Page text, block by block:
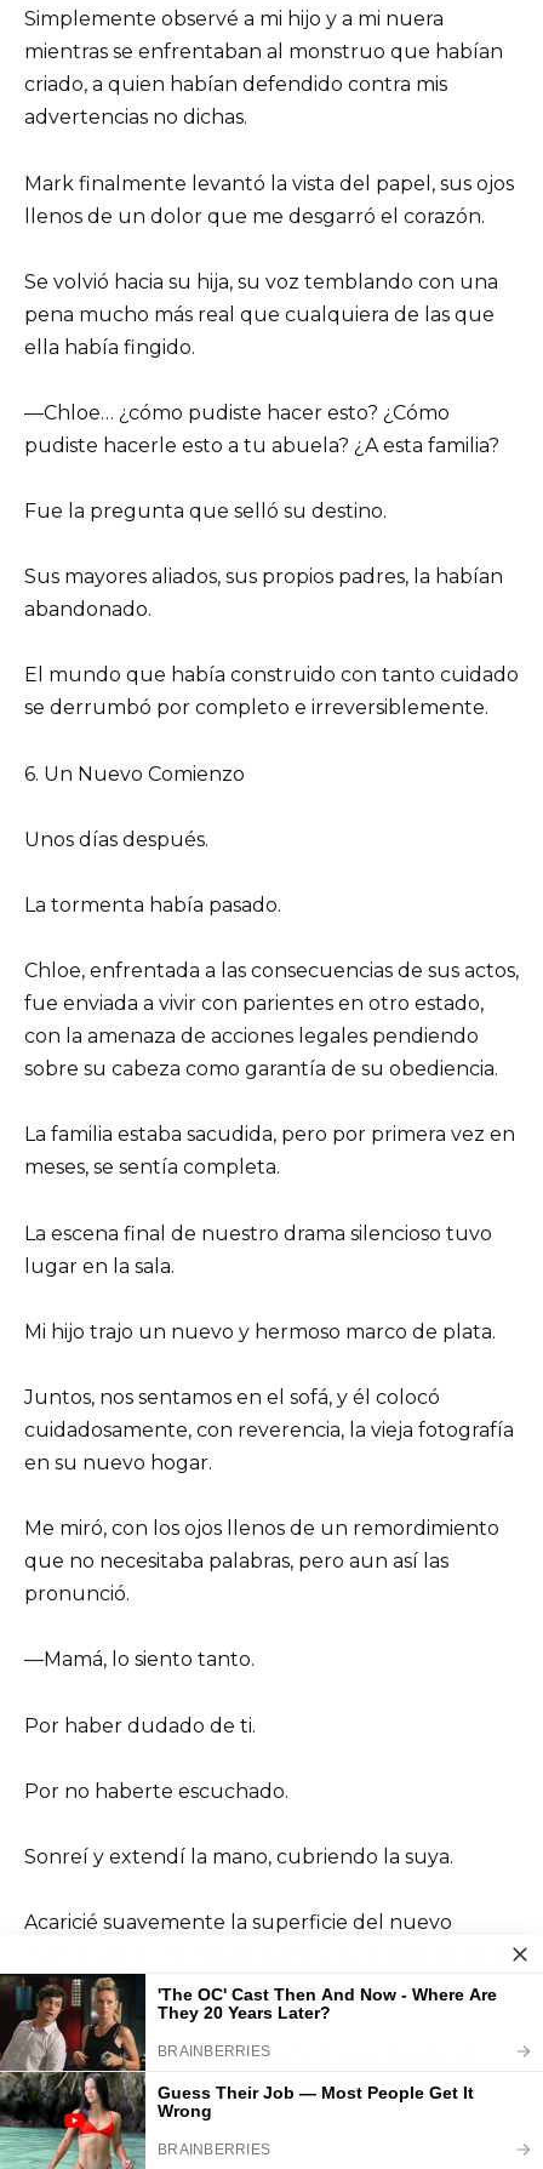
Simplemente observé a mi hijo y a mi nuera
mientras se enfrentaban al monstruo que habían
criado, a quien habían defendido contra mis
advertencias no dichas.
Mark finalmente levantó la vista del papel, sus ojos
llenos de un dolor que me desgarró el corazón.
Se volvió hacia su hija, su voz temblando con una
pena mucho más real que cualquiera de las que
ella había fingido.
—Chloe… ¿cómo pudiste hacer esto? ¿Cómo
pudiste hacerle esto a tu abuela? ¿A esta familia?
Fue la pregunta que selló su destino.
Sus mayores aliados, sus propios padres, la habían
abandonado.
El mundo que había construido con tanto cuidado
se derrumbó por completo e irreversiblemente.
6. Un Nuevo Comienzo
Unos días después.
La tormenta había pasado.
Chloe, enfrentada a las consecuencias de sus actos,
fue enviada a vivir con parientes en otro estado,
con la amenaza de acciones legales pendiendo
sobre su cabeza como garantía de su obediencia.
La familia estaba sacudida, pero por primera vez en
meses, se sentía completa.
La escena final de nuestro drama silencioso tuvo
lugar en la sala.
Mi hijo trajo un nuevo y hermoso marco de plata.
Juntos, nos sentamos en el sofá, y él colocó
cuidadosamente, con reverencia, la vieja fotografía
en su nuevo hogar.
Me miró, con los ojos llenos de un remordimiento
que no necesitaba palabras, pero aun así las
pronunció.
—Mamá, lo siento tanto.
Por haber dudado de ti.
Por no haberte escuchado.
Sonreí y extendí la mano, cubriendo la suya.
Acaricié suavemente la superficie del nuevo
marco, viendo mi reflejo junto a las imágenes de mi
esposo, mis hijos y mis nietos.
—La memoria de una persona mayor puede ser
como este vidrio —dije con suavidad—.
A veces puede agrietarse.